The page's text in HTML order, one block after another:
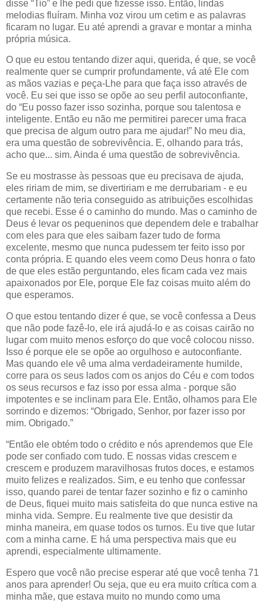
disse “Tio” e lhe pedi que fizesse isso. Então, lindas
melodias fluíram. Minha voz virou um cetim e as palavras
ficaram no lugar. Eu até aprendi a gravar e montar a minha
própria música.
O que eu estou tentando dizer aqui, querida, é que, se você
realmente quer se cumprir profundamente, vá até Ele com
as mãos vazias e peça-Lhe para que faça isso através de
você. Eu sei que isso se opõe ao seu perfil autoconfiante,
do “Eu posso fazer isso sozinha, porque sou talentosa e
inteligente. Então eu não me permitirei parecer uma fraca
que precisa de algum outro para me ajudar!” No meu dia,
era uma questão de sobrevivência. E, olhando para trás,
acho que... sim. Ainda é uma questão de sobrevivência.
Se eu mostrasse às pessoas que eu precisava de ajuda,
eles ririam de mim, se divertiriam e me derrubariam - e eu
certamente não teria conseguido as atribuições escolhidas
que recebi. Esse é o caminho do mundo. Mas o caminho de
Deus é levar os pequeninos que dependem dele e trabalhar
com eles para que eles saibam fazer tudo de forma
excelente, mesmo que nunca pudessem ter feito isso por
conta própria. E quando eles veem como Deus honra o fato
de que eles estão perguntando, eles ficam cada vez mais
apaixonados por Ele, porque Ele faz coisas muito além do
que esperamos.
O que estou tentando dizer é que, se você confessa a Deus
que não pode fazê-lo, ele irá ajudá-lo e as coisas cairão no
lugar com muito menos esforço do que você colocou nisso.
Isso é porque ele se opõe ao orgulhoso e autoconfiante.
Mas quando ele vê uma alma verdadeiramente humilde,
corre para os seus lados com os anjos do Céu e com todos
os seus recursos e faz isso por essa alma - porque são
impotentes e se inclinam para Ele. Então, olhamos para Ele
sorrindo e dizemos: “Obrigado, Senhor, por fazer isso por
mim. Obrigado.”
“Então ele obtém todo o crédito e nós aprendemos que Ele
pode ser confiado com tudo. E nossas vidas crescem e
crescem e produzem maravilhosas frutos doces, e estamos
muito felizes e realizados. Sim, e eu tenho que confessar
isso, quando parei de tentar fazer sozinho e fiz o caminho
de Deus, fiquei muito mais satisfeita do que nunca estive na
minha vida. Sempre. Eu realmente tive que desistir da
minha maneira, em quase todos os turnos. Eu tive que lutar
com a minha carne. E há uma perspectiva mais que eu
aprendi, especialmente ultimamente.
Espero que você não precise esperar até que você tenha 71
anos para aprender! Ou seja, que eu era muito crítica com a
minha mãe, que estava muito no mundo como uma